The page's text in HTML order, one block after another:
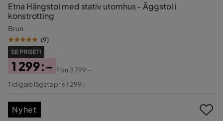
Etna Hängstol med stativ utomhus - Äggstol i
konstrotting
Brun
(9)
SE PRISET!
Pris
1 299:-
Original
Förr3 799:-
Tidigare lägsta pris 1 299:-
Nyhet